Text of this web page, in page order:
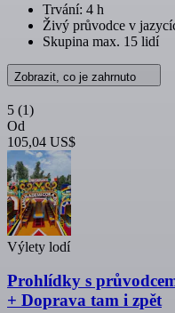
Trvání: 4 h
Živý průvodce v
Skupina max. 15 lidí
Zobrazit, co je zahrnuto
5 (1)
Od
105,04 US$
Výlety lodí
Prohlídky s
+ Doprava tam i zpět